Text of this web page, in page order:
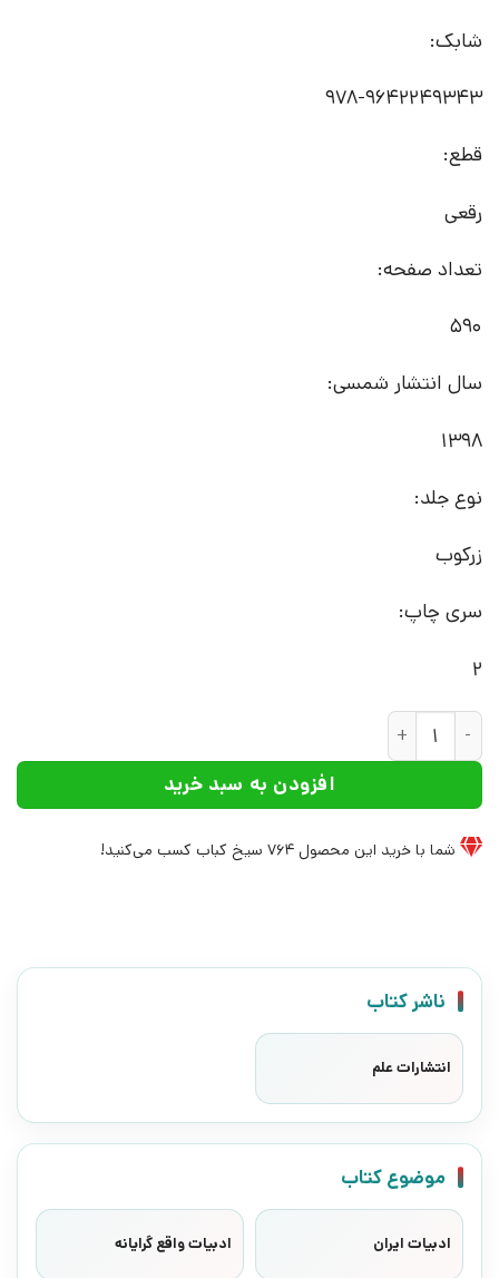
شابک:
978-9642249343
قطع:
رقعی
تعداد صفحه:
590
سال انتشار شمسی:
1398
نوع جلد:
زرکوب
سری چاپ:
2
کتاب پهلوی اول و مسئله عشایر | انتشارات علم عدد
افزودن به سبد خرید
شما با خرید این محصول 764 سیخ کباب کسب می‌کنید!
ناشر کتاب
انتشارات علم
موضوع کتاب
ادبیات ایران ادبیات واقع گرایانه